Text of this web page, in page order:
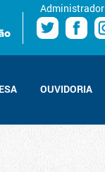
Administrador
OUVIDORIA